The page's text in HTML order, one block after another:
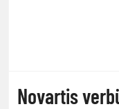
Novartis